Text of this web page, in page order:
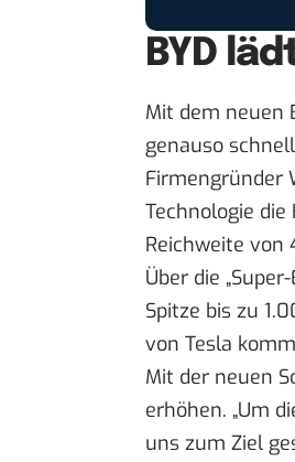
BYD
Mit dem neuen
genauso
Firmengründer
Technologie
Reichweite von
Über die
Spitze bis zu
von Tesla
Mit der neuen
erhöhen. „Um
uns zum Ziel